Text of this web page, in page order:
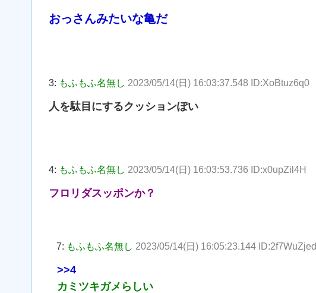
おっさんみたいな亀だ
3: もふもふ名無し 2023/05/14(日) 16:03:37.548 ID:XoBtuz6q0
人を駄目にするクッションぽい
4: もふもふ名無し 2023/05/14(日) 16:03:53.736 ID:x0upZil4H
フロリダスッポンか？
7: もふもふ名無し 2023/05/14(日) 16:05:23.144 ID:2f7WuZjed
>>4
カミツキガメらしい